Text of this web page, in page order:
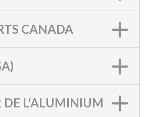
CANADA
DE L'ALUMINIUM